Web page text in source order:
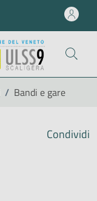
/ Bandi e gare
Condividi